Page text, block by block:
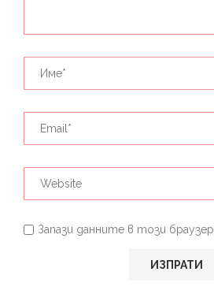
Запази данните в този браузер